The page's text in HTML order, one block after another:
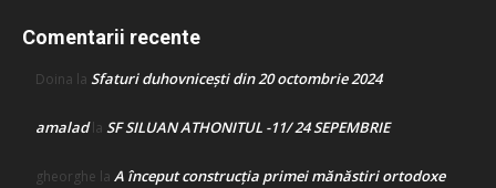
Comentarii recente
Doina la Sfaturi duhovnicești din 20 octombrie 2024
amaladla SF SILUAN ATHONITUL -11/ 24 SEPEMBRIE
gheorghe la A început construcţia primei mănăstiri ortodoxe